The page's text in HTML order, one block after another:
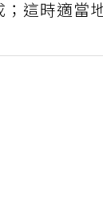
；這時適當